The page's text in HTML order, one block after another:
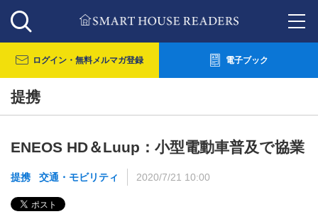
ログイン・ 無料メルマガ登録 電子ブック
提携
ENEOS HD＆Luup：小型電動車普及で協業
提携 交通・モビリティ 2020/7/21 10:00